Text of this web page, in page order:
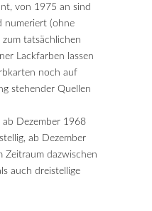
von 1975 an sind
numeriert (ohne
zum tatsächlichen
Lackfarben lassen
noch auf
stehender Quellen
Dezember 1968
ab Dezember
Zeitraum dazwischen
auch dreistellige